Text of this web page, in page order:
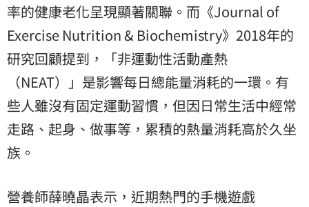
率的健康老化呈現顯著關聯。而《Journal of
Exercise Nutrition & Biochemistry》2018年的
研究回顧提到，「非運動性活動產熱
（NEAT）」是影響每日總能量消耗的一環。有
些人雖沒有固定運動習慣，但因日常生活中經常
走路、起身、做事等，累積的熱量消耗高於久坐
族。
營養師薛曉晶表示，近期熱門的手機遊戲